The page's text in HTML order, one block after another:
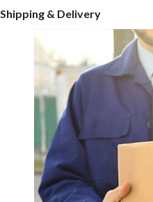
Shipping & Delivery